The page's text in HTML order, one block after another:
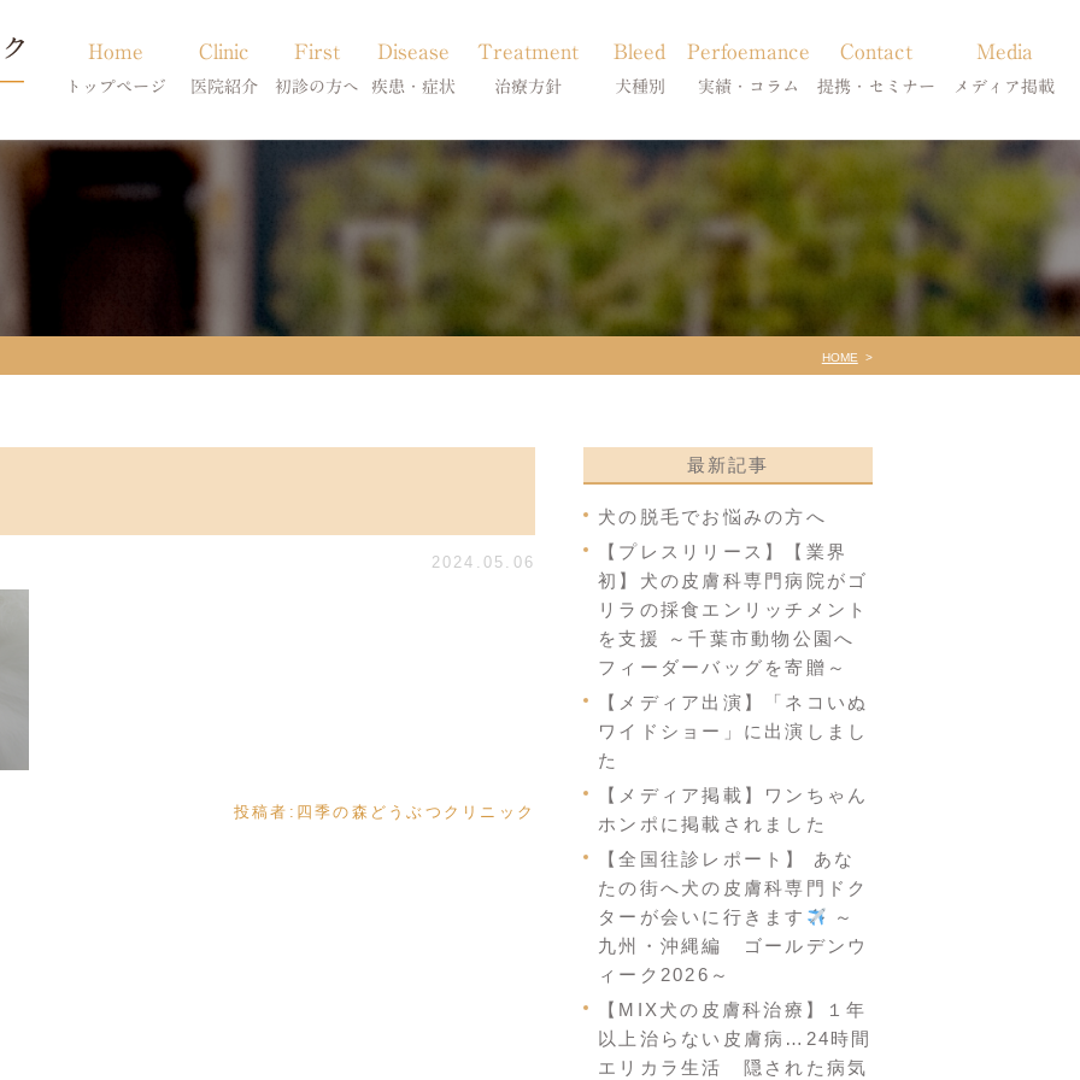
Home
トップページ
Clinic
医院紹介
当院のご紹介
First
初診の方へ
Disease
疾患・症状
アトピー・アレルギー
膿皮症・脂漏症
脱毛症・アロペシアX
Treatment
治療方針
皮膚科特別診療
スキンケア療法
Bleed
犬種別
柴犬の皮膚病
シーズーの皮膚病
フレンチブルドッグの皮膚病
Perfoemance
実績・コラム
犬種別
症状別
Contact
提携・セミナー
診療提携・セミナー開催
Media
メディア掲載
メディア掲載
HOME
2024.05.06
投稿者: 四季の森どうぶつクリニック
最新記事
犬の脱毛でお悩みの方へ
【プレスリリース】【業界
初】犬の皮膚科専門病院がゴ
リラの採食エンリッチメント
を支援 ～千葉市動物公園へ
フィーダーバッグを寄贈～
【メディア出演】「ネコいぬ
ワイドショー」に出演しまし
た
【メディア掲載】ワンちゃん
ホンポに掲載されました
【全国往診レポート】 あな
たの街へ犬の皮膚科専門ドク
ターが会いに行きます
～
九州・沖縄編 ゴールデンウ
ィーク2026～
【MIX犬の皮膚科治療】１年
以上治らない皮膚病…24時間
エリカラ生活 隠された病気